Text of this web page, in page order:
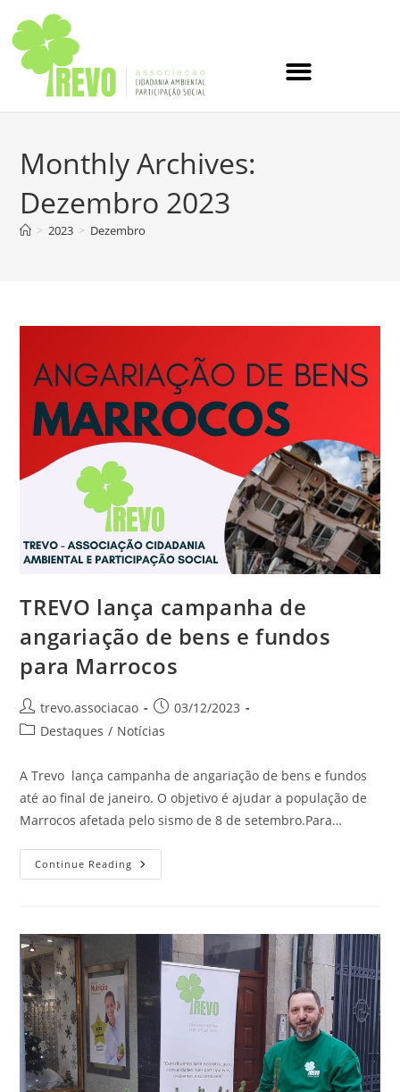
Monthly Archives:
Dezembro 2023
> 2023 > Dezembro
TREVO lança campanha de
angariação de bens e fundos
para Marrocos
trevo.associacao
03/12/2023
Destaques / Notícias
A Trevo lança campanha de angariação de bens e fundos
até ao final de janeiro. O objetivo é ajudar a população de
Marrocos afetada pelo sismo de 8 de setembro.Para…
Continue Reading